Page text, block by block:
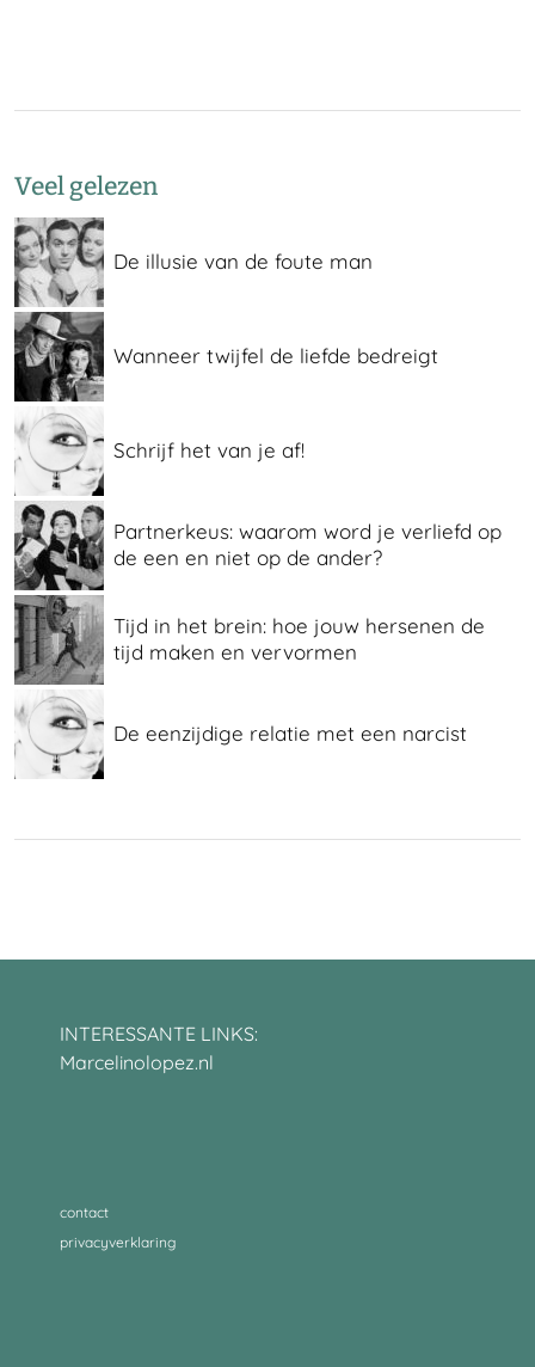
Veel gelezen
De illusie van de foute man
Wanneer twijfel de liefde bedreigt
Schrijf het van je af!
Partnerkeus: waarom word je verliefd op
de een en niet op de ander?
Tijd in het brein: hoe jouw hersenen de
tijd maken en vervormen
De eenzijdige relatie met een narcist
INTERESSANTE LINKS:
Marcelinolopez.nl
contact
privacyverklaring